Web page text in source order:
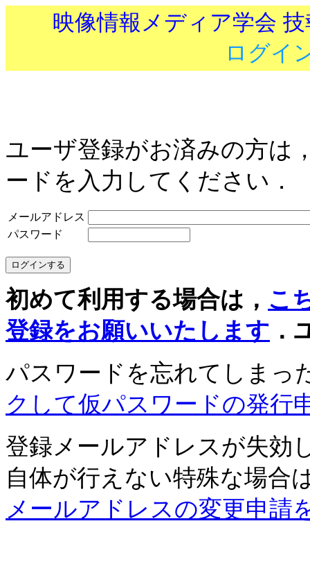
映像情報メディア学会
ログイ
ユーザ登録がお済みの方は
ードを入力してください．
メールアドレス
パスワード
初めて利用する場合は， こ
登録をお願いいたします ．
パスワードを忘れてしまっ
クして仮パスワードの発行
登録メールアドレスが失効
自体が行えない特殊な場合
メールアドレスの変更申請